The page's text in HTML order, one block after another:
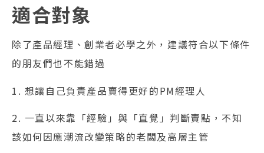
適合對象
除了產品經理、創業者必學之外，建議符合以下條件
的朋友們也不能錯過
1. 想讓自己負責產品賣得更好的PM經理人
2. 一直以來靠「經驗」與「直覺」判斷賣點，不知
該如何因應潮流改變策略的老闆及高層主管